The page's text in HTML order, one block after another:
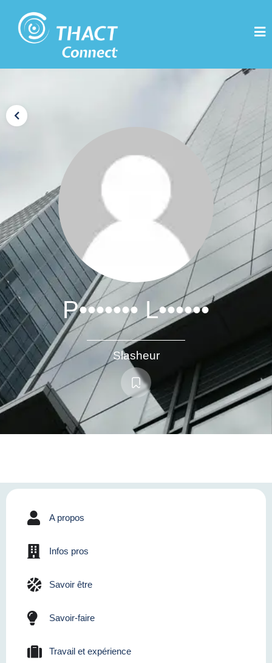
P••••••• L••••••
Slasheur
A propos
Infos pros
Savoir être
Savoir-faire
Travail et expérience